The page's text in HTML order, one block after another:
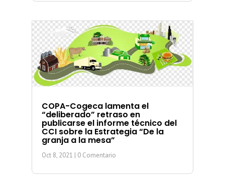
COPA-Cogeca lamenta el
“deliberado” retraso en
publicarse el informe técnico del
CCI sobre la Estrategia “De la
granja a la mesa”
Oct 8, 2021 | 0 Comentario